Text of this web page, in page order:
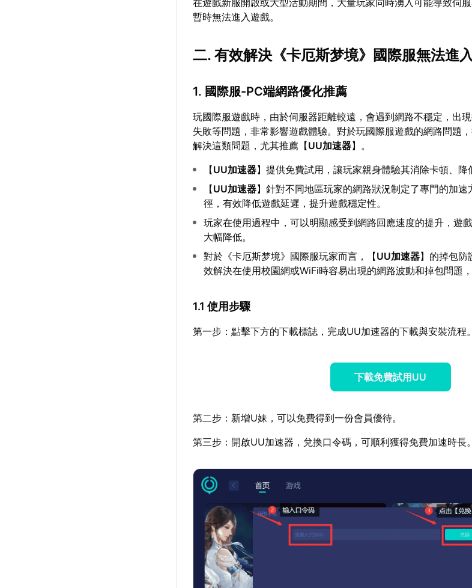
暫時無法進入遊戲。
二. 有效解決《卡厄斯梦境》國際服無法進
1. 國際服-PC端網路優化推薦
玩國際服遊戲時，由於伺服器距離較遠，會遇到網路不穩定，出
失敗等問題，非常影響遊戲體驗。對於玩國際服遊戲的網路問題
解決這類問題，尤其推薦【UU加速器】。
【UU加速器】提供免費試用，讓玩家親身體驗其消除卡頓、降
【UU加速器】針對不同地區玩家的網路狀況制定了專門的加
徑，有效降低遊戲延遲，提升遊戲穩定性。
玩家在使用過程中，可以明顯感受到網路回應速度的提升，遊
大幅降低。
對於《卡厄斯梦境》國際服玩家而言，【UU加速器】的掉包防
效解決在使用校園網或WiFi時容易出現的網路波動和掉包問題
1.1 使用步驟
第一步：點擊下方的下載標誌，完成UU加速器的下載與安裝流程。
下載免費試用UU
第二步：新增U妹，可以免費得到一份會員優待。
第三步：開啟UU加速器，兌換口令碼，可順利獲得免費加速時長。